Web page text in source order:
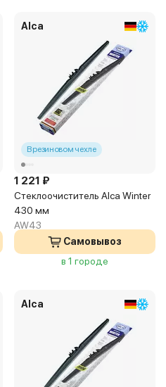
Alca
В резиновом чехле
1 221 ₽
Стеклоочиститель Alca Winter
430 мм
AW43
Самовывоз
в 1 городе
Alca